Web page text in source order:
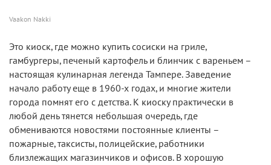
Vaakon Nakki
Это киоск, где можно купить сосиски на гриле,
гамбургеры, печеный картофель и блинчик с вареньем –
настоящая кулинарная легенда Тампере. Заведение
начало работу еще в 1960-х годах, и многие жители
города помнят его с детства. К киоску практически в
любой день тянется небольшая очередь, где
обмениваются новостями постоянные клиенты –
пожарные, таксисты, полицейские, работники
близлежащих магазинчиков и офисов. В хорошую